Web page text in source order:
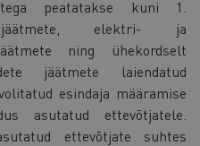
peatatakse kuni 1.
elektri- ja
ning ühekordselt
jäätmete laiendatud
esindaja määramise
asutatud ettevõtjatele.
ettevõtjate suhtes